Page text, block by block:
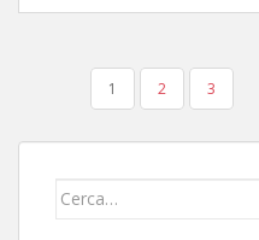
NAVIGAZIONE
ARTICOLI
1 2 3
Cerca: